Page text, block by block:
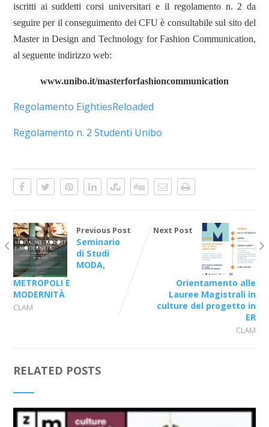
iscritti ai suddetti corsi universitari e il regolamento n. 2 da
seguire per il conseguimento dei CFU è consultabile sul sito del
Master in Design and Technology for Fashion Communication,
al seguente indirizzo web:
www.unibo.it/masterforfashioncommunication
Regolamento EightiesReloaded
Regolamento n. 2 Studenti Unibo
Previous Post
Seminario
di Studi
MODA,
METROPOLI E
MODERNITÀ
CLAM
Next Post
Orientamento alle
Lauree Magistrali in
culture del progetto in
ER
CLAM
RELATED POSTS